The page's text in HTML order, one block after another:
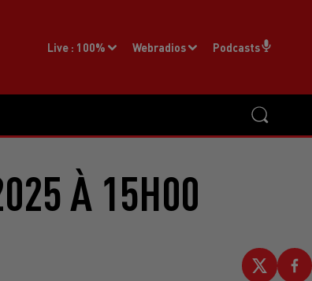
Live : 100% Webradios Podcasts
À 15H00